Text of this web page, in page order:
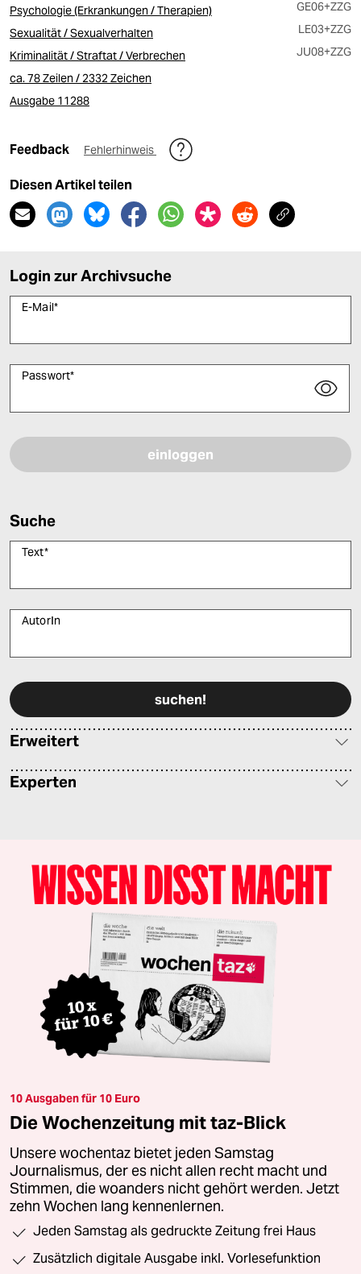
Psychologie (Erkrankungen / Therapien) GE06+ZZG
Sexualität / Sexualverhalten
LE03+ZZG
Kriminalität / Straftat / Verbrechen
JU08+ZZG
ca. 78 Zeilen / 2332 Zeichen
Ausgabe 11288
Feedback Fehlerhinweis
Diesen Artikel teilen
Login zur Archivsuche
E-Mail*
Passwort*
Suche
Text*
AutorIn
Erweitert
Experten
10 Ausgaben für 10 Euro
Die Wochenzeitung mit taz-Blick
Unsere wochentaz bietet jeden Samstag
Journalismus, der es nicht allen recht macht und
Stimmen, die woanders nicht gehört werden. Jetzt
zehn Wochen lang kennenlernen.
Jeden Samstag als gedruckte Zeitung frei Haus
Zusätzlich digitale Ausgabe inkl. Vorlesefunktion